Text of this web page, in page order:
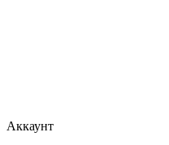
Аккаунт